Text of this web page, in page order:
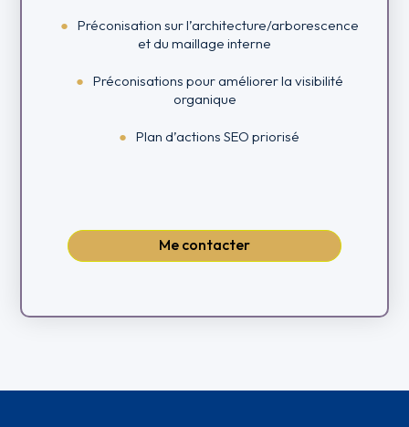
Préconisation sur l’architecture/arborescence
et du maillage interne
Préconisations pour améliorer la visibilité
organique
Plan d’actions SEO priorisé
Me contacter